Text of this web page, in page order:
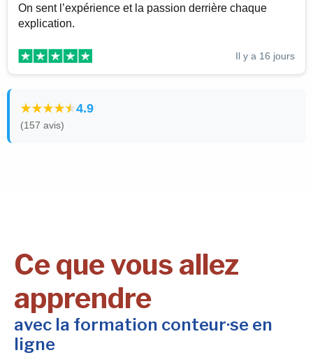
On sent l’expérience et la passion derrière chaque
explication.
Il y a 16 jours
4.9
(157 avis)
Ce que vous allez
apprendre
avec la formation conteur·se en
ligne